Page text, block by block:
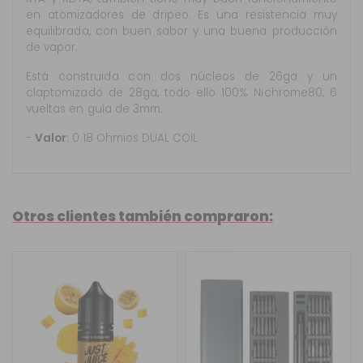
en atomizadores de dripeo. Es una resistencia muy
equilibrada, con buen sabor y una buena producción
de vapor.
Está construida con dos núcleos de 26ga y un
claptomizado de 28ga, todo ello 100% Nichrome80, 6
vueltas en guía de 3mm.
-Valor: 0.18 Ohmios DUAL COIL
Otros clientes también compraron: